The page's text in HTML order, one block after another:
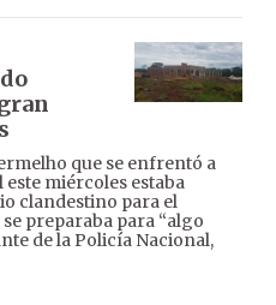
que se enfrentó a
miércoles estaba
clandestino para el
preparaba para “algo
de la Policía Nacional,